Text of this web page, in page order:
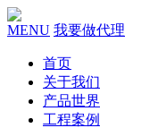
MENU 我要做代理
首页
关于我们
产品世界
工程案例